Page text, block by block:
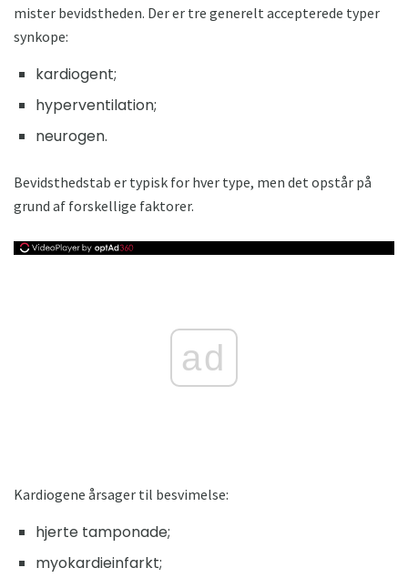
mister bevidstheden. Der er tre generelt accepterede typer
synkope:
kardiogent;
hyperventilation;
neurogen.
Bevidsthedstab er typisk for hver type, men det opstår på
grund af forskellige faktorer.
ad
Kardiogene årsager til besvimelse:
hjerte tamponade;
myokardieinfarkt;